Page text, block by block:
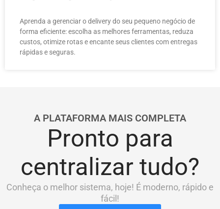
Aprenda a gerenciar o delivery do seu pequeno negócio de
forma eficiente: escolha as melhores ferramentas, reduza
custos, otimize rotas e encante seus clientes com entregas
rápidas e seguras.
A PLATAFORMA MAIS COMPLETA
Pronto para
centralizar tudo?
Conheça o melhor sistema, hoje! É moderno, rápido e
fácil!